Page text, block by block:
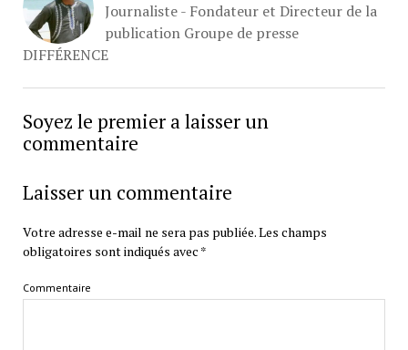
Journaliste - Fondateur et Directeur de la
publication Groupe de presse
DIFFÉRENCE
Soyez le premier a laisser un
commentaire
Laisser un commentaire
Votre adresse e-mail ne sera pas publiée.Les champs
obligatoires sont indiqués avec *
Commentaire